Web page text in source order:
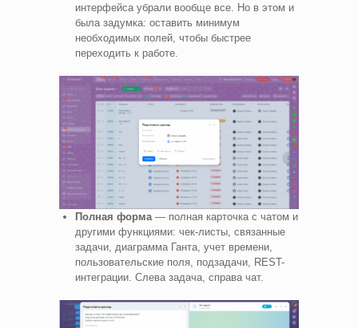
интерфейса убрали вообще все. Но в этом и
была задумка: оставить минимум
необходимых полей, чтобы быстрее
переходить к работе.
Полная форма — полная карточка с чатом и
другими функциями: чек-листы, связанные
задачи, диаграмма Ганта, учет времени,
пользовательские поля, подзадачи, REST-
интеграции. Слева задача, справа чат.